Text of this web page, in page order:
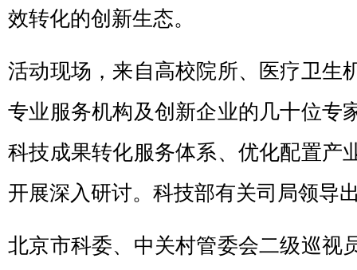
效转化的创新生态。
活动现场，来自高校院所、医疗卫生
专业服务机构及创新企业的几十位专
科技成果转化服务体系、优化配置产
开展深入研讨。科技部有关司局领导
北京市科委、中关村管委会二级巡视